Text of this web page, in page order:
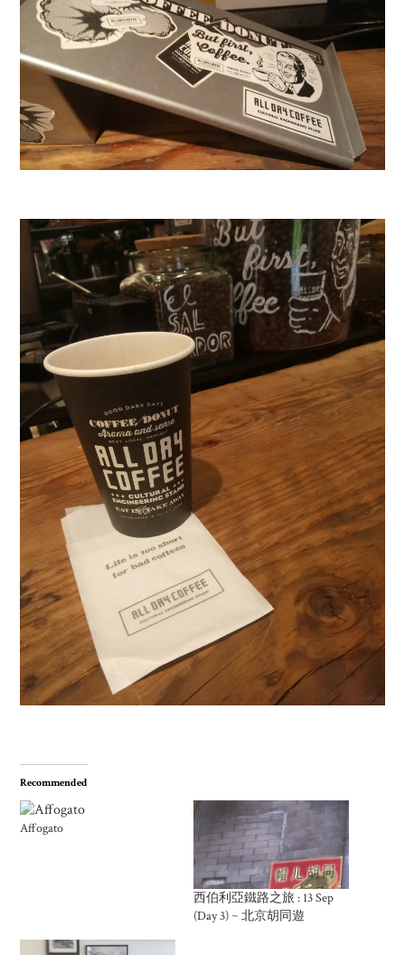
Recommended
Affogato
西伯利亞鐵路之旅 : 13 Sep
(Day 3) ~ 北京胡同遊